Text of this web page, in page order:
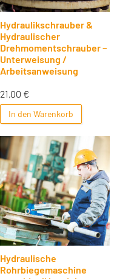
Hydraulikschrauber &
Hydraulischer
Drehmomentschrauber –
Unterweisung /
Arbeitsanweisung
21,00 €
In den Warenkorb
Hydraulische
Rohrbiegemaschine